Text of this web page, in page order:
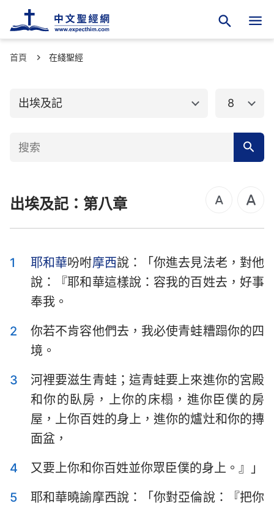
首頁 在綫聖經
出埃及記
舊約聖經
創世記
申命記
撒母耳記上
歷代志上 歷代志下
以斯拉記 尼希米記
詩篇
以賽亞書 耶利米書
耶利米哀歌 以西結書
約珥書 阿摩司書
俄巴底亞書 約拿書
8
出埃及記：第八章
1 耶和華吩咐摩西說：「你進去見法老，對他
說：『耶和華這樣說：容我的百姓去，好事
奉我。
2
你若不肯容他們去，我必使青蛙糟蹋你的四
境。
3
河裡要滋生青蛙；這青蛙要上來進你的宮殿
和你的臥房，上你的床榻，進你臣僕的房
屋，上你百姓的身上，進你的爐灶和你的摶
面盆，
4
又要上你和你百姓並你眾臣僕的身上。』」
5
耶和華曉諭摩西說：「你對亞倫說：『把你